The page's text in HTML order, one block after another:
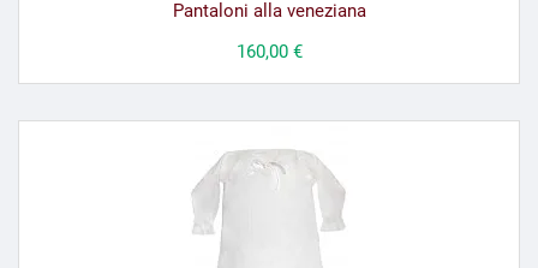
Pantaloni alla veneziana
Prezzo
160,00 €